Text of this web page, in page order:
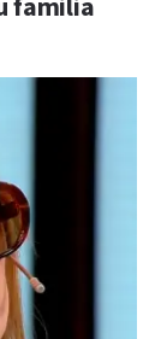
familia